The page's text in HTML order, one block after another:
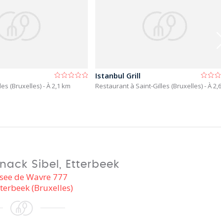
(Bruxelles)- À 2,1 km
Istanbul Grill
Restaurant à Saint-Gilles (Bruxelles)- À
Sibel, Etterbeek
de Wavre 777
(Bruxelles)